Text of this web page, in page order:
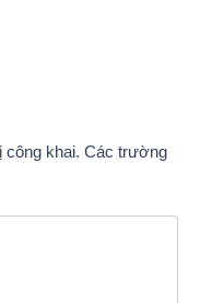
công khai. Các trường